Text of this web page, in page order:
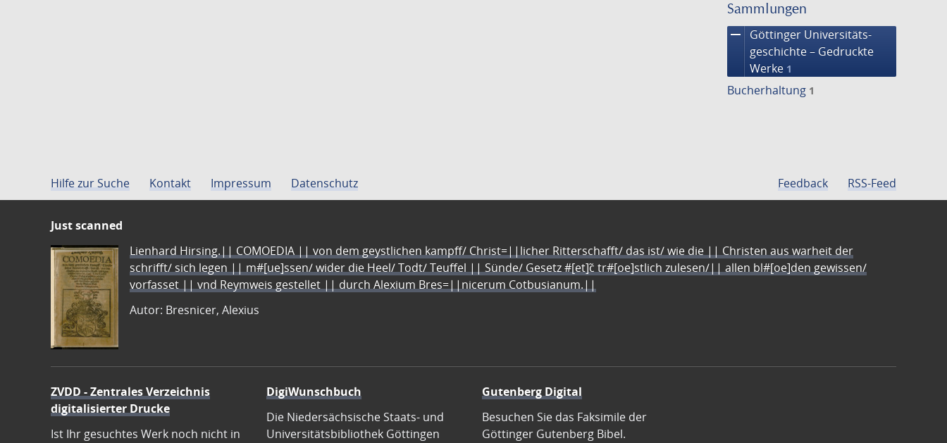
Sammlungen
remove
Göttinger Universitäts­
geschichte – Gedruckte
Werke 1
Bucherhaltung 1
Hilfe zur Suche Kontakt Impressum Datenschutz Feedback RSS-Feed
Just scanned
Lienhard Hirsing.|| COMOEDIA || von dem geystlichen kampff/ Christ=||licher Ritterschafft/ das ist/ wie die || Christen aus warheit der
schrifft/ sich legen || m#[ue]ssen/ wider die Heel/ Todt/ Teuffel || Sünde/ Gesetz #[et]c̃ tr#[oe]stlich zulesen/|| allen bl#[oe]den gewissen/
vorfasset || vnd Reymweis gestellet || durch Alexium Bres=||nicerum Cotbusianum.||
Autor: Bresnicer, Alexius
ZVDD - Zentrales Verzeichnis
digitalisierter Drucke
Ist Ihr gesuchtes Werk noch nicht in
DigiWunschbuch
Die Niedersächsische Staats- und
Universitätsbibliothek Göttingen
Gutenberg Digital
Besuchen Sie das Faksimile der
Göttinger Gutenberg Bibel.